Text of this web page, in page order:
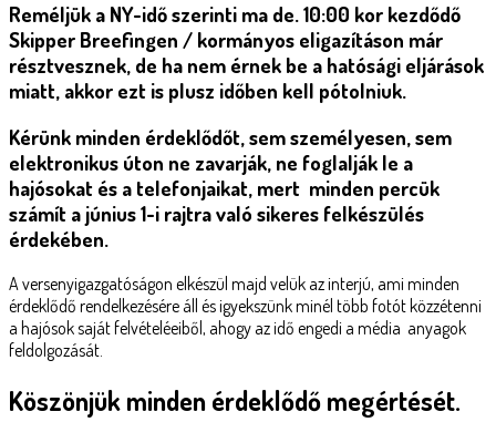
Reméljük a NY-idő szerinti ma de. 10:00 kor kezdődő
Skipper Breefingen / kormányos eligazításon már
résztvesznek, de ha nem érnek be a hatósági eljárások
miatt, akkor ezt is plusz időben kell pótolniuk.
Kérünk minden érdeklődőt, sem személyesen, sem
elektronikus úton ne zavarják, ne foglalják le a
hajósokat és a telefonjaikat, mert minden percük
számít a június 1-i rajtra való sikeres felkészülés
érdekében.
A versenyigazgatóságon elkészül majd velük az interjú, ami minden
érdeklődő rendelkezésére áll és igyekszünk minél több fotót közzétenni
a hajósok saját felvételéeiből, ahogy az idő engedi a média anyagok
feldolgozását.
Köszönjük minden érdeklődő megértését.